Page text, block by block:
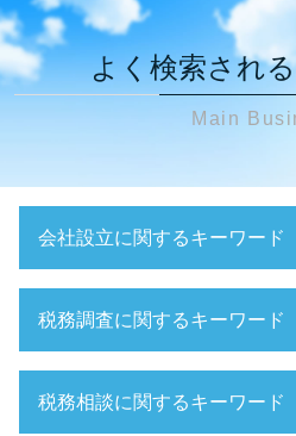
よく検索され
Main
会社設立に関するキーワード
会社設立 補助金
法人設立届出書 書き方 合同
会社設立 流れ 合同会社
税務調査に関するキーワード
税務調査 時期 相続
税務相談に関するキーワード